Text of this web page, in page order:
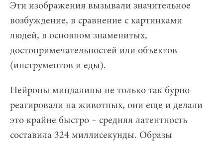
Эти изображения вызывали значительное
возбуждение, в сравнение с картинками
людей, в основном знаменитых,
достопримечательностей или объектов
(инструментов и еды).
Нейроны миндалины не только так бурно
реагировали на животных, они еще и делали
это крайне быстро – средняя латентность
составила 324 миллисекунды. Образы